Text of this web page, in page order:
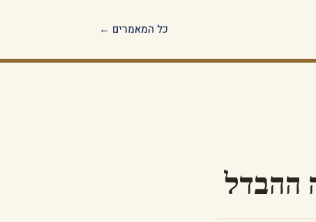
כל המאמרים ←
ההבדל